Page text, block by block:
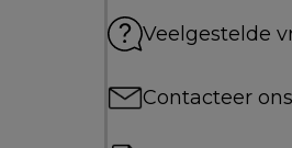
Veelgestelde
Contacteer ons